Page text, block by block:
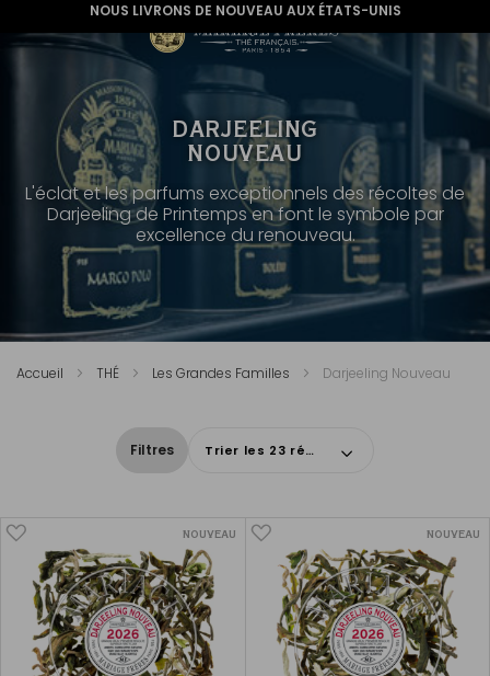
NOUS LIVRONS DE NOUVEAU AUX ÉTATS-UNIS
DARJEELING
NOUVEAU
L'éclat et les parfums exceptionnels des récoltes de
Darjeeling de Printemps en font le symbole par
excellence du renouveau.
Accueil THÉ Les Grandes Familles Darjeeling Nouveau
Filtres Trier les 23 résultats
NOUVEAU NOUVEAU